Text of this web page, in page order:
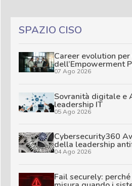
SPAZIO CISO
Career evolution per
dell’Empowerment
07 Ago 2026
Sovranità digitale e
leadership IT
05 Ago 2026
Cybersecurity360
della leadership
04 Ago 2026
Fail securely: